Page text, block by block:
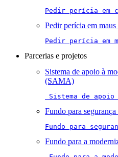
Pedir perícia em
Pedir perícia em
Pedir perícia em
Parcerias e projetos
Sistema de apoio à
(SAMA)
Sistema de
Fundo para
Fundo para
Fundo para a